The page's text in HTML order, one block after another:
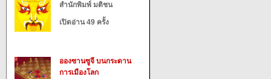
สำนักพิมพ์ มติชน
เปิดอ่าน 49 ครั้ง
อองซานซูจี บนกระดาน
การเมืองโลก